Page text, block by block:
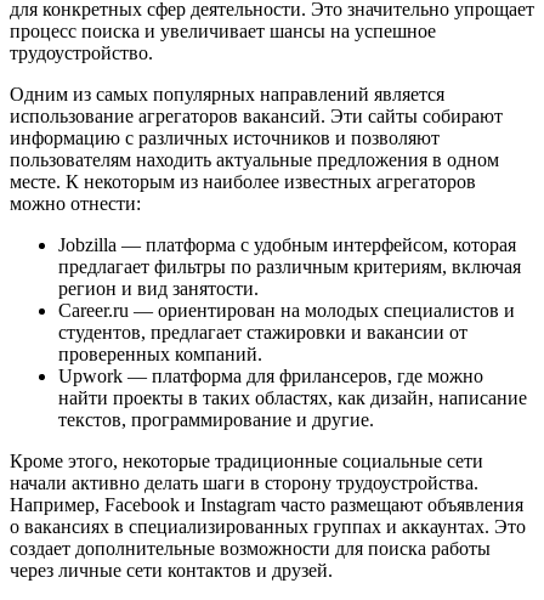
для конкретных сфер деятельности. Это значительно упрощает
процесс поиска и увеличивает шансы на успешное
трудоустройство.
Одним из самых популярных направлений является
использование агрегаторов вакансий. Эти сайты собирают
информацию с различных источников и позволяют
пользователям находить актуальные предложения в одном
месте. К некоторым из наиболее известных агрегаторов
можно отнести:
Jobzilla — платформа с удобным интерфейсом, которая
предлагает фильтры по различным критериям, включая
регион и вид занятости.
Career.ru — ориентирован на молодых специалистов и
студентов, предлагает стажировки и вакансии от
проверенных компаний.
Upwork — платформа для фрилансеров, где можно
найти проекты в таких областях, как дизайн, написание
текстов, программирование и другие.
Кроме этого, некоторые традиционные социальные сети
начали активно делать шаги в сторону трудоустройства.
Например, Facebook и Instagram часто размещают объявления
о вакансиях в специализированных группах и аккаунтах. Это
создает дополнительные возможности для поиска работы
через личные сети контактов и друзей.